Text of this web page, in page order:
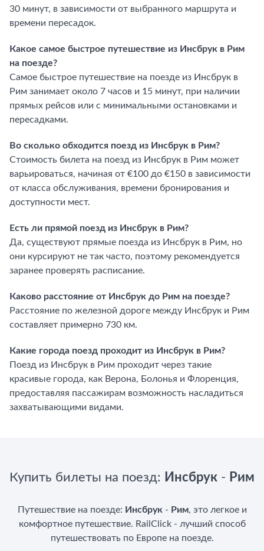
30 минут, в зависимости от выбранного маршрута и
времени пересадок.
Какое самое быстрое путешествие из Инсбрук в Рим
на поезде?
Самое быстрое путешествие на поезде из Инсбрук в
Рим занимает около 7 часов и 15 минут, при наличии
прямых рейсов или с минимальными остановками и
пересадками.
Во сколько обходится поезд из Инсбрук в Рим?
Стоимость билета на поезд из Инсбрук в Рим может
варьироваться, начиная от €100 до €150 в зависимости
от класса обслуживания, времени бронирования и
доступности мест.
Есть ли прямой поезд из Инсбрук в Рим?
Да, существуют прямые поезда из Инсбрук в Рим, но
они курсируют не так часто, поэтому рекомендуется
заранее проверять расписание.
Каково расстояние от Инсбрук до Рим на поезде?
Расстояние по железной дороге между Инсбрук и Рим
составляет примерно 730 км.
Какие города поезд проходит из Инсбрук в Рим?
Поезд из Инсбрук в Рим проходит через такие
красивые города, как Верона, Болонья и Флоренция,
предоставляя пассажирам возможность насладиться
захватывающими видами.
Купить билеты на поезд: Инсбрук - Рим
Путешествие на поезде: Инсбрук - Рим, это легкое и
комфортное путешествие. RailClick - лучший способ
путешествовать по Европе на поезде.